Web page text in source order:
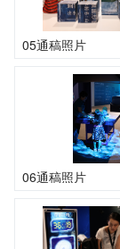
05通稿照片
06通稿照片